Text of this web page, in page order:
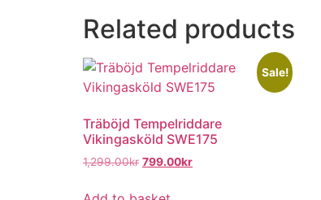
Related products
Sale!
Träböjd Tempelriddare
Vikingasköld SWE175
1,299.00kr 799.00kr